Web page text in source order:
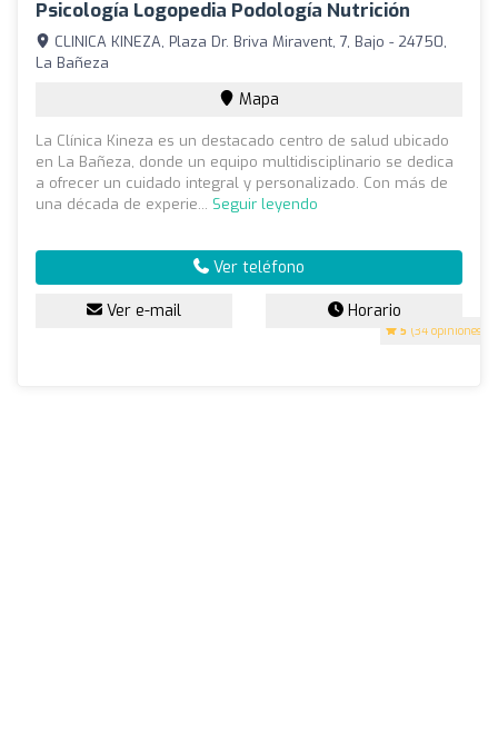
Psicología Logopedia Podología Nutrición
5 (34 opiniones)
CLINICA KINEZA, Plaza Dr. Briva Miravent, 7, Bajo - 24750,
La Bañeza
Mapa
La Clínica Kineza es un destacado centro de salud ubicado
en La Bañeza, donde un equipo multidisciplinario se dedica
a ofrecer un cuidado integral y personalizado. Con más de
una década de experie... Seguir leyendo
Ver teléfono
Ver e-mail Horario